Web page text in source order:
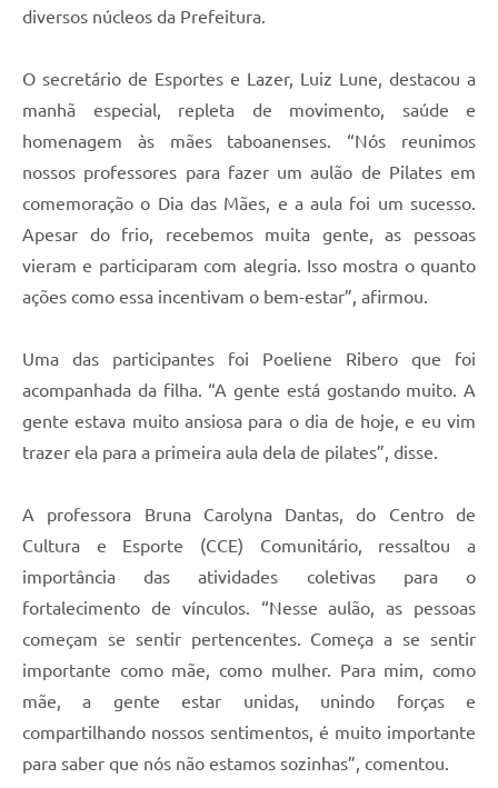
diversos núcleos da Prefeitura.
O secretário de Esportes e Lazer, Luiz Lune, destacou a
manhã especial, repleta de movimento, saúde e
homenagem às mães taboanenses. “Nós reunimos
nossos professores para fazer um aulão de Pilates em
comemoração o Dia das Mães, e a aula foi um sucesso.
Apesar do frio, recebemos muita gente, as pessoas
vieram e participaram com alegria. Isso mostra o quanto
ações como essa incentivam o bem-estar”, afirmou.
Uma das participantes foi Poeliene Ribero que foi
acompanhada da filha. “A gente está gostando muito. A
gente estava muito ansiosa para o dia de hoje, e eu vim
trazer ela para a primeira aula dela de pilates”, disse.
A professora Bruna Carolyna Dantas, do Centro de
Cultura e Esporte (CCE) Comunitário, ressaltou a
importância das atividades coletivas para o
fortalecimento de vínculos. “Nesse aulão, as pessoas
começam se sentir pertencentes. Começa a se sentir
importante como mãe, como mulher. Para mim, como
mãe, a gente estar unidas, unindo forças e
compartilhando nossos sentimentos, é muito importante
para saber que nós não estamos sozinhas”, comentou.